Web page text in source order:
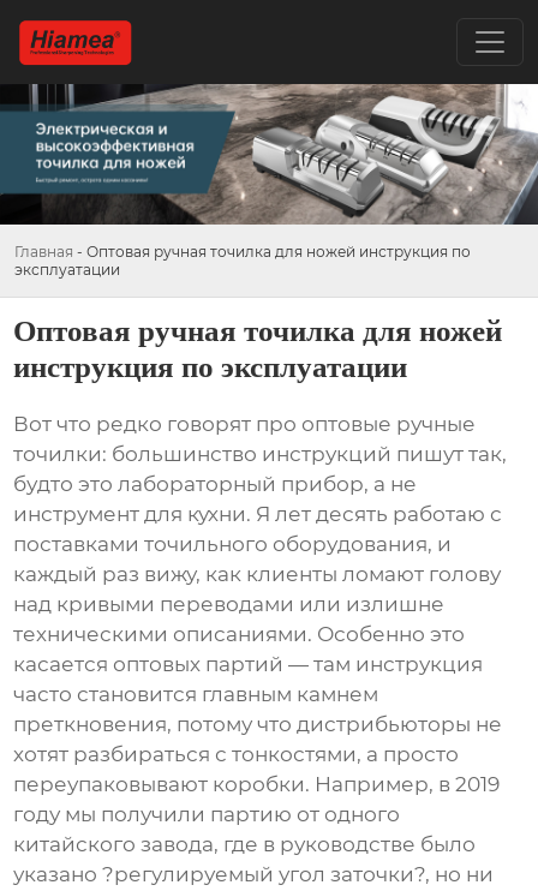
Главная - Оптовая ручная точилка для ножей инструкция по
эксплуатации
Оптовая ручная точилка для ножей
инструкция по эксплуатации
Вот что редко говорят про оптовые ручные
точилки: большинство инструкций пишут так,
будто это лабораторный прибор, а не
инструмент для кухни. Я лет десять работаю с
поставками точильного оборудования, и
каждый раз вижу, как клиенты ломают голову
над кривыми переводами или излишне
техническими описаниями. Особенно это
касается оптовых партий — там инструкция
часто становится главным камнем
преткновения, потому что дистрибьюторы не
хотят разбираться с тонкостями, а просто
переупаковывают коробки. Например, в 2019
году мы получили партию от одного
китайского завода, где в руководстве было
указано ?регулируемый угол заточки?, но ни